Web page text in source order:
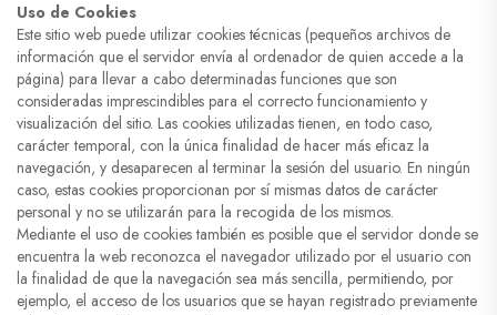
Uso de Cookies
Este sitio web puede utilizar cookies técnicas (pequeños archivos de
información que el servidor envía al ordenador de quien accede a la
página) para llevar a cabo determinadas funciones que son
consideradas imprescindibles para el correcto funcionamiento y
visualización del sitio. Las cookies utilizadas tienen, en todo caso,
carácter temporal, con la única finalidad de hacer más eficaz la
navegación, y desaparecen al terminar la sesión del usuario. En ningún
caso, estas cookies proporcionan por sí mismas datos de carácter
personal y no se utilizarán para la recogida de los mismos.
Mediante el uso de cookies también es posible que el servidor donde se
encuentra la web reconozca el navegador utilizado por el usuario con
la finalidad de que la navegación sea más sencilla, permitiendo, por
ejemplo, el acceso de los usuarios que se hayan registrado previamente